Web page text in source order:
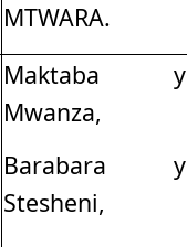
MTWARA.
Maktaba
Mwanza,
Barabara
Stesheni,